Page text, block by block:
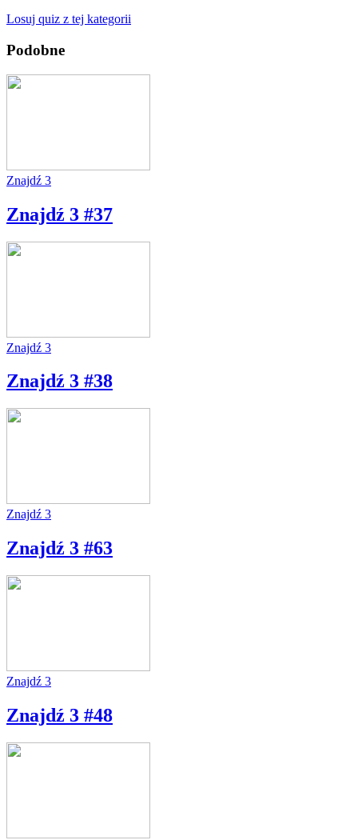
Losuj quiz z tej kategorii
Podobne
Znajdź 3
Znajdź 3 #37
Znajdź 3
Znajdź 3 #38
Znajdź 3
Znajdź 3 #63
Znajdź 3
Znajdź 3 #48